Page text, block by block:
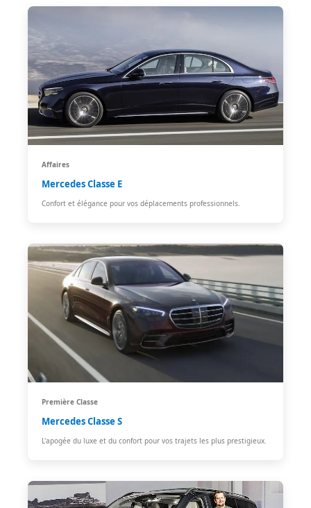
Affaires
Mercedes Classe E
Confort et élégance pour vos déplacements professionnels.
Première Classe
Mercedes Classe S
L'apogée du luxe et du confort pour vos trajets les plus prestigieux.